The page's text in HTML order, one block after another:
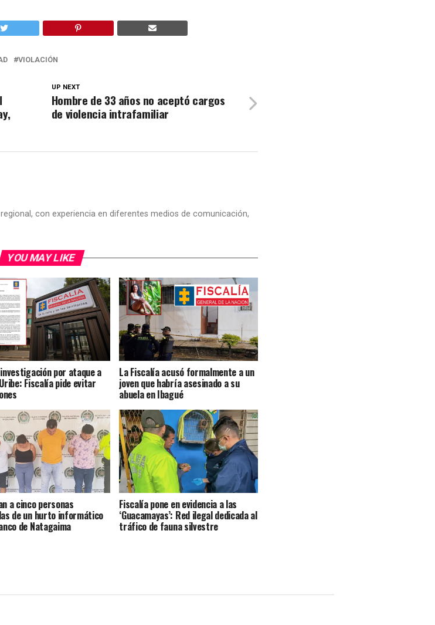
VIOLACIÓN
UP NEXT
Hombre de 33 años no aceptó cargos
de violencia intrafamiliar
con experiencia en diferentes medios de comunicación,
YOU MAY LIKE
por ataque a
Fiscalía pide evitar
La Fiscalía acusó formalmente a un
joven que habría asesinado a su
abuela en Ibagué
a cinco personas
de un hurto informático
de Natagaima
Fiscalía pone en evidencia a las
‘Guacamayas’: Red ilegal dedicada al
tráfico de fauna silvestre